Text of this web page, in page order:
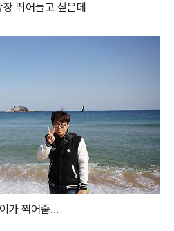
뛰어들고 싶은데
가 찍어줌...